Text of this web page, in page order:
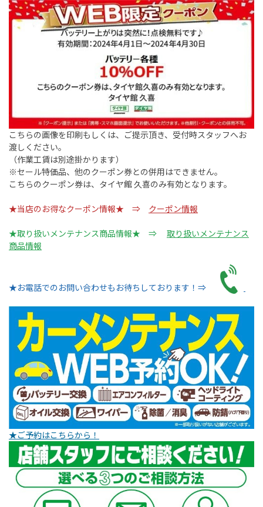
こちらの画像を印刷もしくは、ご提示頂き、受付時スタッフへお
渡しください。
（作業工賃は別途掛かります）
※セール特価品、他のクーポン券との併用はできません。
こちらのクーポン券は、タイヤ館 久喜のみ有効となります。
★当店のお得なクーポン情報★ ⇒ クーポン情報
★取り扱いメンテナンス商品情報★ ⇒
取り扱いメンテナンス
商品情報
★お電話でのお問い合わせもお待ちしております！⇒
★ご予約はこちらから！